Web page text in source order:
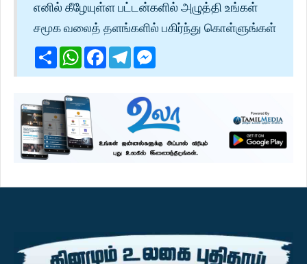
எனில் கீழேயுள்ள பட்டன்களில் அழுத்தி உங்கள்
சமூக வலைத் தளங்களில் பகிர்ந்து கொள்ளுங்கள்
ShareWhatsApp
Facebook
Telegram